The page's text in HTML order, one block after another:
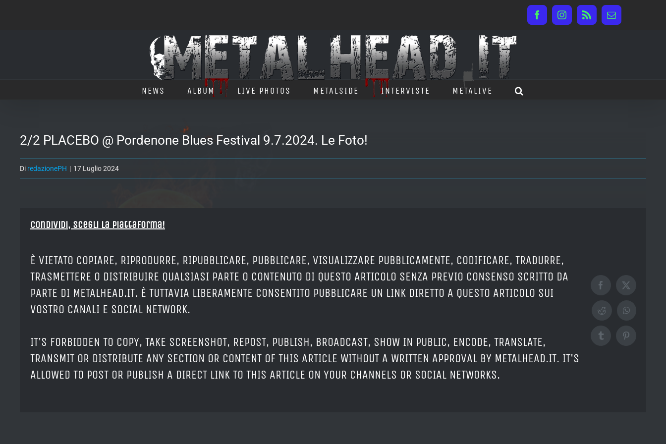
FacebookInstagram
Rss Email
NEWS ALBUM LIVE PHOTOS METALSIDE INTERVISTE METALIVE
2/2 PLACEBO @ Pordenone Blues Festival 9.7.2024. Le Foto!
Di redazionePH | 17 Luglio 2024
Condividi, Scegli la piattaforma!
È VIETATO COPIARE, RIPRODURRE, RIPUBBLICARE, PUBBLICARE, VISUALIZZARE PUBBLICAMENTE, CODIFICARE, TRADURRE,
TRASMETTERE O DISTRIBUIRE QUALSIASI PARTE O CONTENUTO DI QUESTO ARTICOLO SENZA PREVIO CONSENSO SCRITTO DA
PARTE DI METALHEAD.IT. È TUTTAVIA LIBERAMENTE CONSENTITO PUBBLICARE UN LINK DIRETTO A QUESTO ARTICOLO SUI
VOSTRO CANALI E SOCIAL NETWORK.
IT'S FORBIDDEN TO COPY, TAKE SCREENSHOT, REPOST, PUBLISH, BROADCAST, SHOW IN PUBLIC, ENCODE, TRANSLATE,
TRANSMIT OR DISTRIBUTE ANY SECTION OR CONTENT OF THIS ARTICLE WITHOUT A WRITTEN APPROVAL BY METALHEAD.IT. IT'S
ALLOWED TO POST OR PUBLISH A DIRECT LINK TO THIS ARTICLE ON YOUR CHANNELS OR SOCIAL NETWORKS.
Facebook
X
RedditWhatsApp
TumblrPinterest